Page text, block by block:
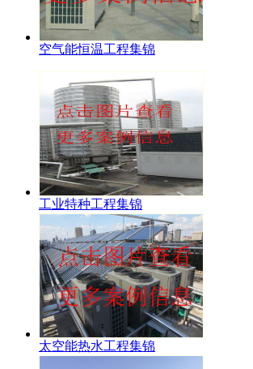
空气能恒温工程集锦
工业特种工程集锦
太空能热水工程集锦